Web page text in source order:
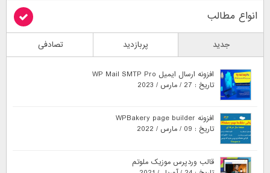
انواع مطالب
جدید پربازدید تصادفی
افزونه ارسال ایمیل WP Mail SMTP Pro
تاریخ : 27 / مارس / 2023
افزونه WPBakery page builder
تاریخ : 09 / مارس / 2022
قالب وردپرس موزیک ملوتم